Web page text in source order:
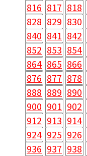
816 817 818
828 829 830
840 841 842
852 853 854
864 865 866
876 877 878
888 889 890
900 901 902
912 913 914
924 925 926
936 937 938